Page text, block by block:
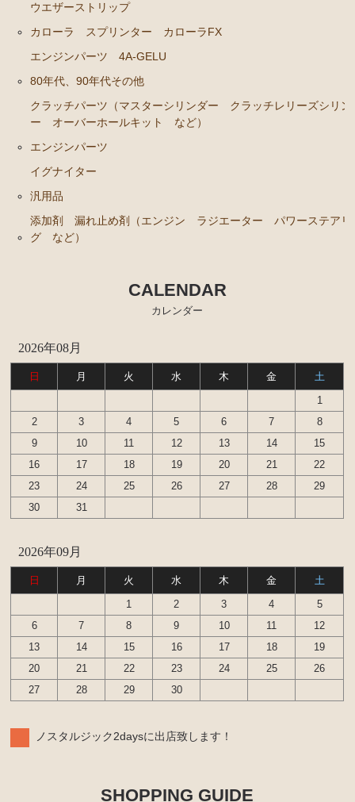
エンジンパーツ 18R-GEU
エンジンパーツ（マウント 他）
ト ホース など）
クラッチパーツ（マスターシリンダー クラッチレリ
ツ ラックエンド タイロッドエンド など）
足回りパーツ（アッパーマウント ベアリング ボー
ルジョイント ブッシュ類 など）
駆動パーツ（センターサポートベアリング ドライブ
ウエザーストリップ ワイヤー類
ラベル
エアコン ヒーター関係
カローラレビン スプリンタートレノ AE86
エンジンパーツ 4A-GEU
ブレーキパーツ（マスターシリンダー リペアキッ
ト ホース など）
クラッチパーツ（マスターシリンダー クラッチレリ
ーズシリンダー オーバーホールキット など）
足廻りパーツ（アッパーマウント ベアリング ボー
ルジョイント など）
燃料パーツ（ポンプ フィルター など）
駆動パーツ（センターサポートベアリング ドライブ
シャフトブーツ など）
エンジン電装パーツ（イグニッションコイル デスビ
冷却パーツ（ポンプ サーモスタット ファン ファ
ウエザーストリップ
カローラ スプリンター カローラFX
エンジンパーツ 4A-GELU
80年代、90年代その他
クラッチパーツ（マスターシリンダー クラッチレリーズシリン
ー オーバーホールキット など）
エンジンパーツ
イグナイター
汎用品
添加剤 漏れ止め剤（エンジン ラジエーター パワーステアリ
グ など）
CALENDAR
カレンダー
2026年08月
日 月 火 水 木 金
土
1
2
3 4 5 6 7
8
9
10 11 12 13 14
15
16
17 18 19 20 21
22
23
24 25 26 27 28
29
30
31
2026年09月
日 月 火 水 木 金
土
1
2 3 4
5
6
7 8 9 10 11
12
13
14 15 16 17 18
19
20
21 22 23 24 25
26
27
28 29 30
ノスタルジック2daysに出店致します！
SHOPPING GUIDE